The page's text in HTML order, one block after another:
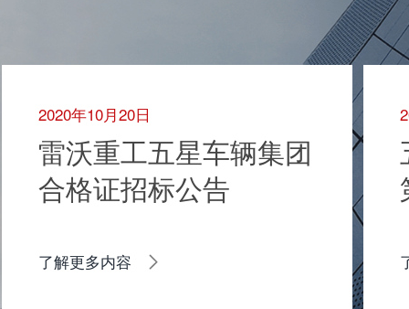
2020年10月20日
雷沃重工五星车辆集团
合格证招标公告
了解更多内容